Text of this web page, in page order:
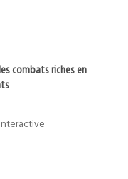
combats riches en